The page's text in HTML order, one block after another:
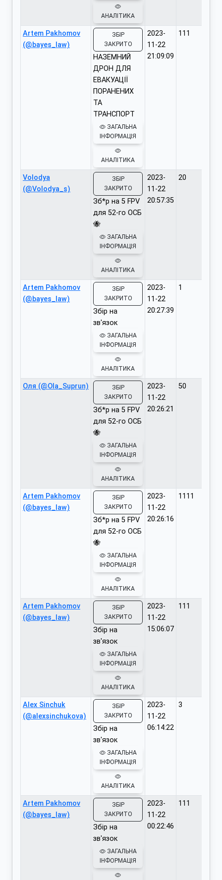
АНАЛІТИКА
Artem Pakhomov
(@bayes_law)
ЗБІР
ЗАКРИТО
НАЗЕМНИЙ
ДРОН ДЛЯ
ЕВАКУАЦІЇ
ПОРАНЕНИХ
ТА
ТРАНСПОРТ
ЗАГАЛЬНА
ІНФОРМАЦІЯ
АНАЛІТИКА
2023-
11-22
21:09:09
111
Volodya
(@Volodya_s)
ЗБІР
ЗАКРИТО
Зб*р на 5 FPV
для 52-го ОСБ
🐝
ЗАГАЛЬНА
ІНФОРМАЦІЯ
АНАЛІТИКА
2023-
11-22
20:57:35
20
Artem Pakhomov
(@bayes_law)
ЗБІР
ЗАКРИТО
Збір на
зв'язок
ЗАГАЛЬНА
ІНФОРМАЦІЯ
АНАЛІТИКА
2023-
11-22
20:27:39
1
Оля (@Ola_Suprun)
ЗБІР
ЗАКРИТО
Зб*р на 5 FPV
для 52-го ОСБ
🐝
ЗАГАЛЬНА
ІНФОРМАЦІЯ
АНАЛІТИКА
2023-
11-22
20:26:21
50
Artem Pakhomov
(@bayes_law)
ЗБІР
ЗАКРИТО
Зб*р на 5 FPV
для 52-го ОСБ
🐝
ЗАГАЛЬНА
ІНФОРМАЦІЯ
АНАЛІТИКА
2023-
11-22
20:26:16
1111
Artem Pakhomov
(@bayes_law)
ЗБІР
ЗАКРИТО
Збір на
зв'язок
ЗАГАЛЬНА
ІНФОРМАЦІЯ
АНАЛІТИКА
2023-
11-22
15:06:07
111
Alex Sinchuk
(@alexsinchukova)
ЗБІР
ЗАКРИТО
Збір на
зв'язок
ЗАГАЛЬНА
ІНФОРМАЦІЯ
АНАЛІТИКА
2023-
11-22
06:14:22
3
Artem Pakhomov
(@bayes_law)
ЗБІР
ЗАКРИТО
Збір на
зв'язок
ЗАГАЛЬНА
ІНФОРМАЦІЯ
2023-
11-22
00:22:46
111